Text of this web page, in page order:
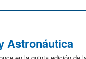
Astronáutica